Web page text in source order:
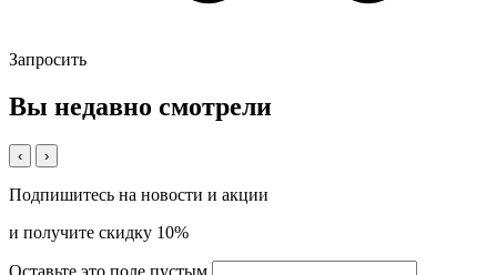
Запросить
Вы недавно смотрели
‹ ›
Подпишитесь на новости и акции
и получите скидку 10%
Оставьте это поле пустым